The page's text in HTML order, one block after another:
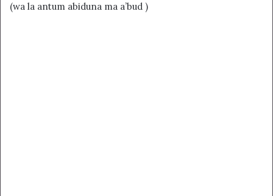
(wa la antum abiduna ma a’bud )